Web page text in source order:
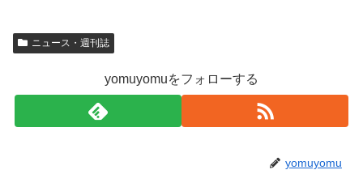
ニュース・週刊誌
yomuyomuをフォローする
yomuyomu